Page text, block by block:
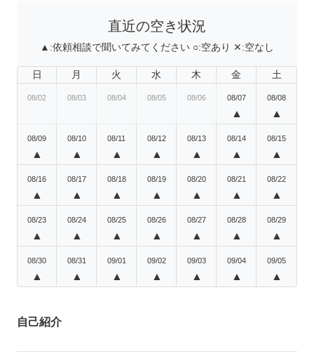
直近の空き状況
▲:依頼相談で聞いてみてください ○:空あり ✕:空なし
日 月 火 水 木 金 土
08/02 08/03 08/04 08/05 08/06 08/07
▲
08/08
▲
08/09
▲
08/10
▲
08/11
▲
08/12
▲
08/13
▲
08/14
▲
08/15
▲
08/16
▲
08/17
▲
08/18
▲
08/19
▲
08/20
▲
08/21
▲
08/22
▲
08/23
▲
08/24
▲
08/25
▲
08/26
▲
08/27
▲
08/28
▲
08/29
▲
08/30
▲
08/31
▲
09/01
▲
09/02
▲
09/03
▲
09/04
▲
09/05
▲
自己紹介